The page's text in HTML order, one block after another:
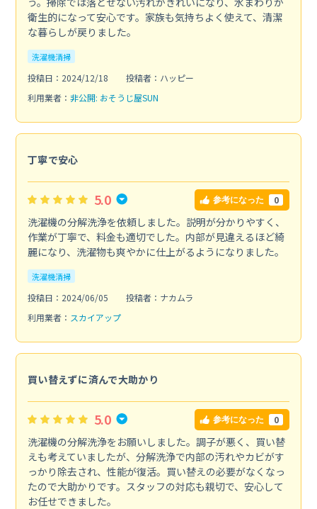
衛生的になって安心です。家族も気持ちよく使えて、清潔
な暮らしが戻りました。
洗濯機清掃
投稿日：2024/12/18
投稿者：ハッピー
利用業者： 非公開: おそうじ屋SUN
丁寧で安心
5.0 参考になった 0
洗濯機の分解洗浄を依頼しました。説明が分かりやすく、
作業が丁寧で、料金も適切でした。内部が見違えるほど綺
麗になり、洗濯物も爽やかに仕上がるようになりました。
洗濯機清掃
投稿日：2024/06/05
投稿者：ナカムラ
利用業者： スカイアップ
買い替えずに済んで大助かり
5.0 参考になった 0
洗濯機の分解洗浄をお願いしました。調子が悪く、買い替
えも考えていましたが、分解洗浄で内部の汚れやカビがす
っかり除去され、性能が復活。買い替えの必要がなくなっ
たので大助かりです。スタッフの対応も親切で、安心して
お任せできました。